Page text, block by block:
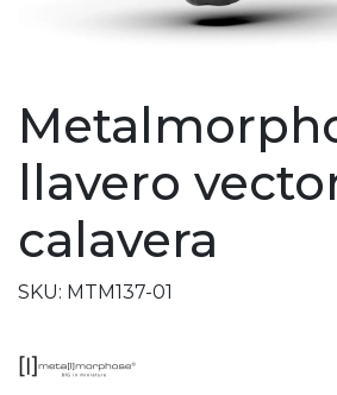
llavero
calavera
SKU: MTM137-01